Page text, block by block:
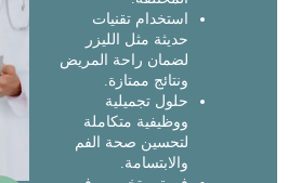
استخدام تقنيات
حديثة مثل الليزر
لضمان راحة المريض
ونتائج ممتازة.
حلول تجميلية
ووظيفية متكاملة
لتحسين صحة الفم
والابتسامة.